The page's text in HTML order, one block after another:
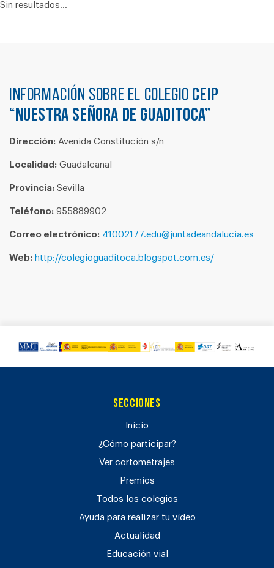
Sin resultados...
Información sobre el colegio CEIP
“NUESTRA SEÑORA DE GUADITOCA”
Dirección: Avenida Constitución s/n
Localidad: Guadalcanal
Provincia: Sevilla
Teléfono: 955889902
Correo electrónico: 41002177.edu@juntadeandalucia.es
Web: http://colegioguaditoca.blogspot.com.es/
Secciones
Inicio
¿Cómo participar?
Ver cortometrajes
Premios
Todos los colegios
Ayuda para realizar tu vídeo
Actualidad
Educación vial